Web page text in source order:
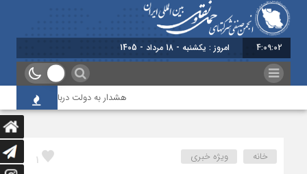
4:09:03 برابر با : Sunday - 9 Augus
هشدار به دولت درباره حمل‌ونقل
1 خانه ویژه خبری